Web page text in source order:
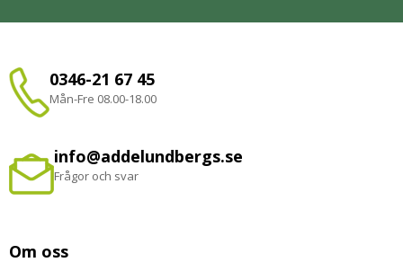
0346-21 67 45
Mån-Fre 08.00-18.00
info@addelundbergs.se
Frågor och svar
Om oss